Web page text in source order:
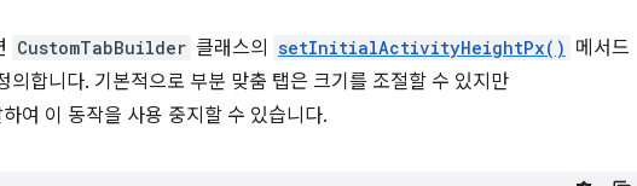
CustomTabBuilder 클래스의 setInitialActivityHeightPx() 메서드
의합니다. 기본적으로 부분 맞춤 탭은 크기를 조절할 수 있지만
여 이 동작을 사용 중지할 수 있습니다.